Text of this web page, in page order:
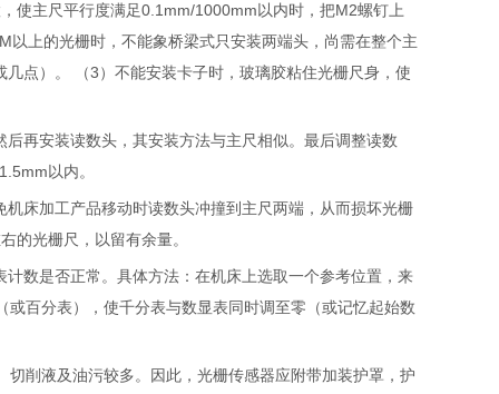
使主尺平行度满足0.1mm/1000mm以内时，把M2螺钉上
上的光栅时，不能象桥梁式只安装两端头，尚需在整个主
点）。 （3）不能安装卡子时，玻璃胶粘住光栅尺身，使
再安装读数头，其安装方法与主尺相似。最后调整读数
以内。
床加工产品移动时读数头冲撞到主尺两端，从而损坏光栅
的光栅尺，以留有余量。
数是否正常。具体方法：在机床上选取一个参考位置，来
百分表），使千分表与数显表同时调至零（或记忆起始数
削液及油污较多。因此，光栅传感器应附带加装护罩，护